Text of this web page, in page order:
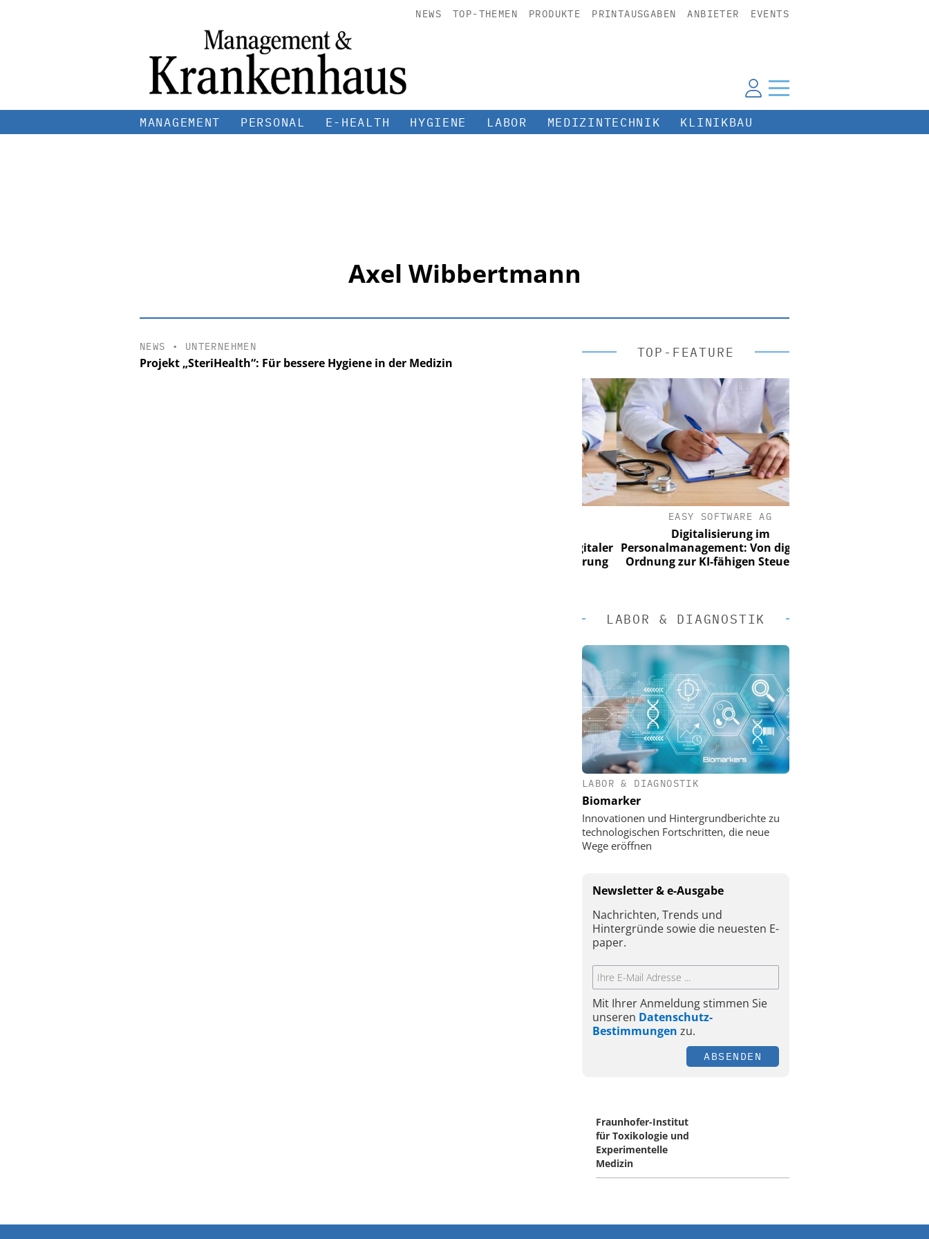
NEWS TOP-THEMEN PRODUKTE PRINTAUSGABEN ANBIETER EVENTS
MANAGEMENT PERSONAL E-HEALTH HYGIENE LABOR MEDIZINTECHNIK KLINIKBAU
Axel Wibbertmann
NEWS • UNTERNEHMEN
Projekt „SteriHealth“: Für bessere Hygiene in der Medizin
TOP-FEATURE
Personalmanagement: Von digitaler
EASY SOFTWARE AG
Digitalisierung im
Personalmanagement: Von digitaler
Ordnung zur KI-fähigen Steuerung
LABOR & DIAGNOSTIK
LABOR & DIAGNOSTIK
Biomarker
Innovationen und Hintergrundberichte zu
technologischen Fortschritten, die neue
Wege eröffnen
Newsletter & e-Ausgabe
Nachrichten, Trends und
Hintergründe sowie die neuesten E-
paper.
Mit Ihrer Anmeldung stimmen Sie
unseren Datenschutz-
Bestimmungen zu.
ABSENDEN
Fraunhofer-Institut
für Toxikologie und
Experimentelle
Medizin